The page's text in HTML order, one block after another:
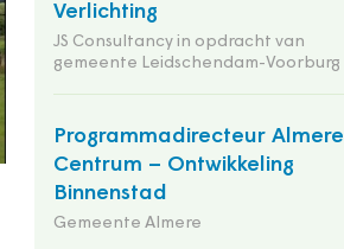
Verlichting
JS Consultancy in opdracht van
gemeente Leidschendam-Voorburg
Programmadirecteur Almere
Centrum – Ontwikkeling
Binnenstad
Gemeente Almere